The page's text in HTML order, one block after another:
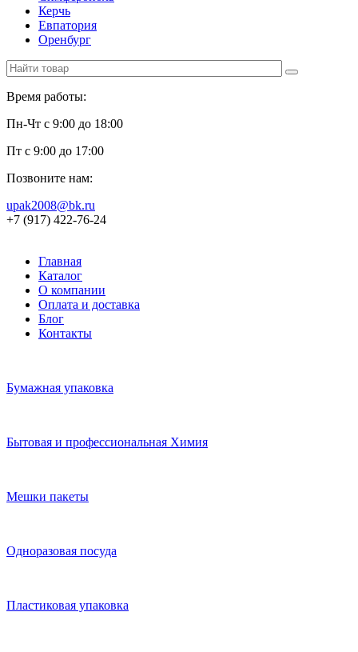
Керчь
Евпатория
Оренбург
Время работы:
Пн-Чт с 9:00 до 18:00
Пт с 9:00 до 17:00
Позвоните нам:
upak2008@bk.ru
+7 (917) 422-76-24
Главная
Каталог
О компании
Оплата и доставка
Блог
Контакты
Бумажная упаковка
Бытовая и профессиональная Химия
Мешки пакеты
Одноразовая посуда
Пластиковая упаковка